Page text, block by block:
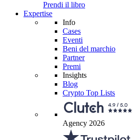
Prendi il libro
Expertise
Info
Cases
Eventi
Beni del marchio
Partner
Premi
Insights
Blog
Crypto Top Lists
Agency 2026